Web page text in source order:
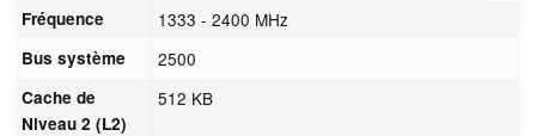
Fréquence 1333 - 2400 MHz
Bus système 2500
Cache de
Niveau 2 (L2)
512 KB